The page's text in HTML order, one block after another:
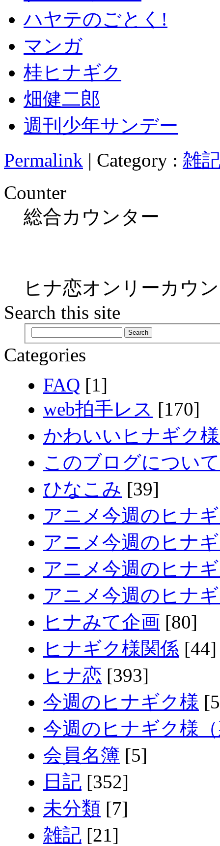
ハヤテのごとく!
マンガ
桂ヒナギク
畑健二郎
週刊少年サンデー
Permalink | Category : 雑
Counter
総合カウンター
ヒナ恋オンリーカウ
Search this site
Categories
FAQ [1]
web拍手レス [170]
かわいいヒナギク
このブログについて
ひなこみ [39]
アニメ今週のヒナ
アニメ今週のヒナ
アニメ今週のヒナ
アニメ今週のヒナ
ヒナみて企画 [80]
ヒナギク様関係 [44]
ヒナ恋 [393]
今週のヒナギク様
今週のヒナギク様
会員名簿 [5]
日記 [352]
未分類 [7]
雑記 [21]